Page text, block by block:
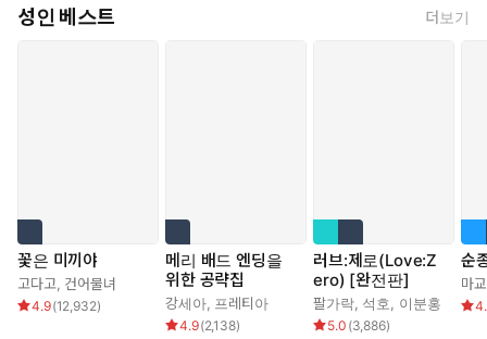
성인 베스트 더보기
꽃은 미끼야
고다고, 건어물녀
4.9(12,932)
메리 배드 엔딩을
위한 공략집
강세아, 프레티아
4.9(2,138)
러브:제로(Love:Z
ero) [완전판]
팔가락, 석호, 이분홍
5.0 (3,886)
순
마